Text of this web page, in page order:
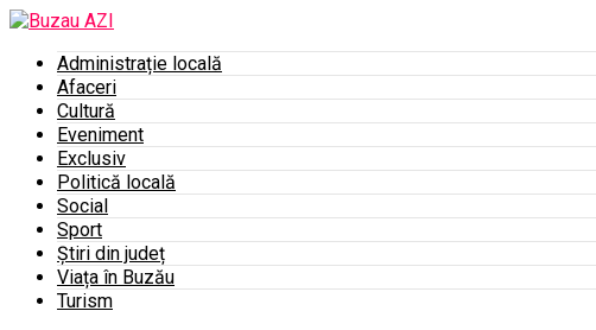
Administrație locală
Afaceri
Cultură
Eveniment
Exclusiv
Politică locală
Social
Sport
Știri din județ
Viața în Buzău
Turism